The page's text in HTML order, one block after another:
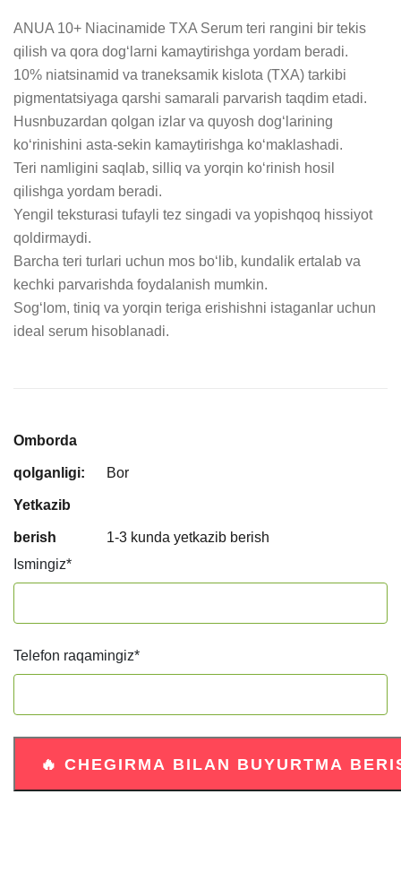
ANUA 10+ Niacinamide TXA Serum teri rangini bir tekis
qilish va qora dog‘larni kamaytirishga yordam beradi.
10% niatsinamid va traneksamik kislota (TXA) tarkibi
pigmentatsiyaga qarshi samarali parvarish taqdim etadi.
Husnbuzardan qolgan izlar va quyosh dog‘larining
ko‘rinishini asta-sekin kamaytirishga ko‘maklashadi.
Teri namligini saqlab, silliq va yorqin ko‘rinish hosil
qilishga yordam beradi.
Yengil teksturasi tufayli tez singadi va yopishqoq hissiyot
qoldirmaydi.
Barcha teri turlari uchun mos bo‘lib, kundalik ertalab va
kechki parvarishda foydalanish mumkin.
Sog‘lom, tiniq va yorqin teriga erishishni istaganlar uchun
ideal serum hisoblanadi.
Omborda
qolganligi: Bor
Yetkazib
berish
1-3 kunda yetkazib berish
Ismingiz*
Telefon raqamingiz*